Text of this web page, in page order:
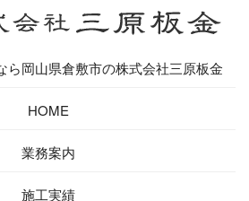
ら岡山県倉敷市の株式会社三原板金
HOME
業務案内
施工実績